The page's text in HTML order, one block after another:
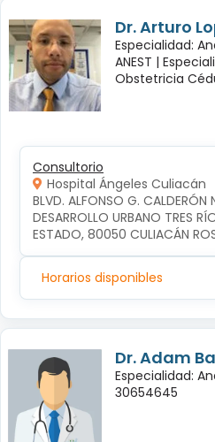
Dr. Arturo
Especialidad:
ANEST |
Obstetricia
Consultorio
Hospital Ángeles Culiacán
BLVD. ALFONSO G. CALDERÓN
DESARROLLO URBANO TRES
ESTADO, 80050 CULIACÁN
Horarios disponibles
Dr. Adam
Especialidad:
30654645